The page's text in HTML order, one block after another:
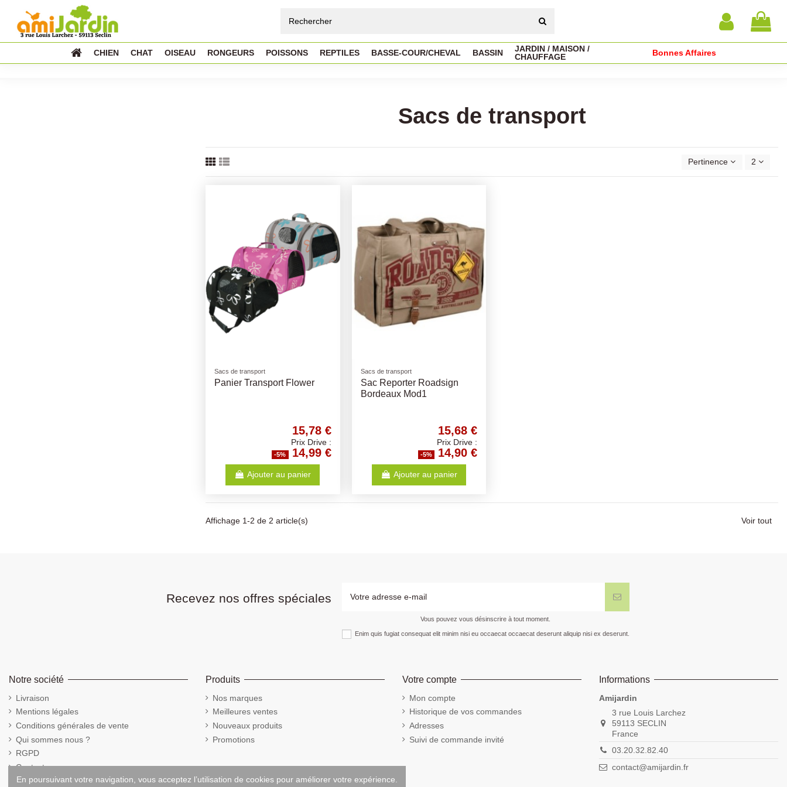
CHIEN CHAT OISEAU RONGEURS POISSONS REPTILES BASSE-COUR/CHEVAL BASSIN
JARDIN / MAISON /
CHAUFFAGE
Bonnes Affaires
Sacs de transport
Pertinence 2
Sacs de transport
Panier Transport Flower
15,78 €
Prix Drive :
-5% 14,99 €
Ajouter au panier
Sacs de transport
Sac Reporter Roadsign
Bordeaux Mod1
15,68 €
Prix Drive :
-5% 14,90 €
Ajouter au panier
Affichage 1-2 de 2 article(s) Voir tout
Recevez nos offres spéciales
Vous pouvez vous désinscrire à tout moment.
Enim quis fugiat consequat elit minim nisi eu occaecat occaecat deserunt aliquip nisi ex deserunt.
Notre société
Livraison
Mentions légales
Conditions générales de vente
Qui sommes nous ?
RGPD
Contactez-nous
Cookies
Produits
Nos marques
Meilleures ventes
Nouveaux produits
Promotions
Votre compte
Mon compte
Historique de vos commandes
Adresses
Suivi de commande invité
Informations
Amijardin
3 rue Louis Larchez
59113 SECLIN
France
03.20.32.82.40
contact@amijardin.fr
En poursuivant votre navigation, vous acceptez l’utilisation de cookies pour améliorer votre expérience.